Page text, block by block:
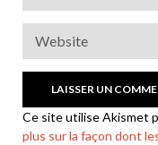
Ce site utilise Akismet
plus sur la façon dont